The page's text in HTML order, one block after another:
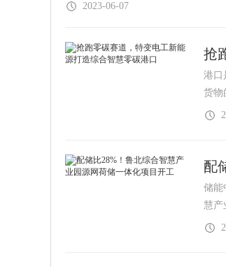
2023-06-07
抢
港口
货物
配
储能
慧产